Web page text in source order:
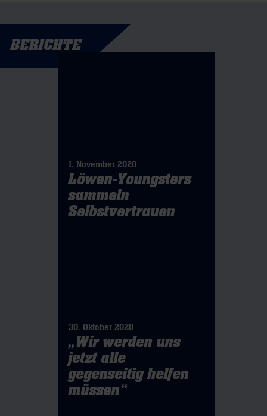
BERICHTE
1. November 2020
Löwen-Youngsters
sammeln
Selbstvertrauen
30. Oktober 2020
„Wir werden uns
jetzt alle
gegenseitig helfen
müssen“